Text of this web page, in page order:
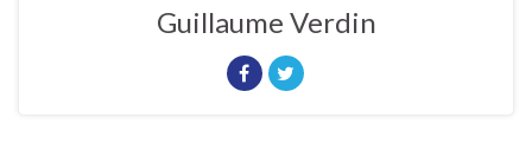
Guillaume Verdin